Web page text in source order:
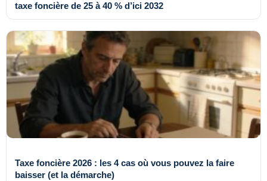
taxe foncière de 25 à 40 % d’ici 2032
Taxe foncière 2026 : les 4 cas où vous pouvez la faire
baisser (et la démarche)